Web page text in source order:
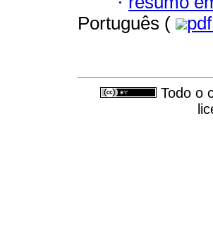
Português (
pdf
Todo o